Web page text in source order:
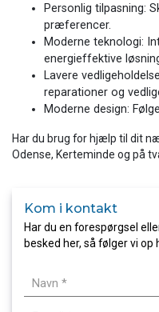
Personlig tilpasning:
præferencer.
Moderne teknologi:
energieffektive
Lavere
reparationer og
Moderne design:
Har du brug for hjælp til dit
Odense, Kerteminde og på
Kom i kontakt
Har du en forespørgsel
besked her, så følger vi op